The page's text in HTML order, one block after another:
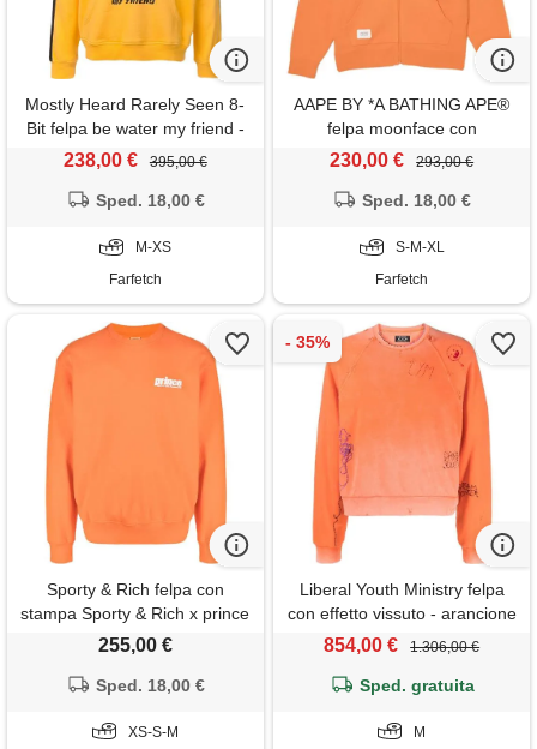
Mostly Heard Rarely Seen 8-
Bit felpa be water my friend -
giallo
238,00 € 395,00 €
Sped. 18,00 €
M-XS
Farfetch
AAPE BY *A BATHING APE®
felpa moonface con
cappuccio - arancione
230,00 € 293,00 €
Sped. 18,00 €
S-M-XL
Farfetch
Sporty & Rich felpa con
stampa Sporty & Rich x prince
- arancione
255,00 €
Sped. 18,00 €
XS-S-M
Liberal Youth Ministry felpa
con effetto vissuto - arancione
854,00 € 1.306,00 €
Sped. gratuita
M